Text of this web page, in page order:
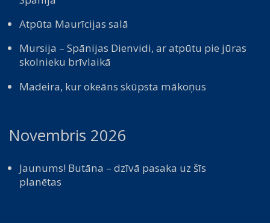
Atpūta Maurīcijas salā
Mursija – Spānijas Dienvidi, ar atpūtu pie jūras
skolnieku brīvlaikā
Madeira, kur okeāns skūpsta mākoņus
Novembris 2026
Jaunums! Butāna – dzīvā pasaka uz šīs
planētas